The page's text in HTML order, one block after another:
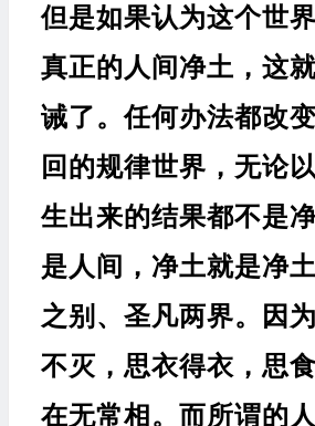
但是如果认为这个世
真正的人间净土，这
诫了。任何办法都改
回的规律世界，无论
生出来的结果都不是
是人间，净土就是净
之别、圣凡两界。因
不灭，思衣得衣，思
在无常相。而所谓的